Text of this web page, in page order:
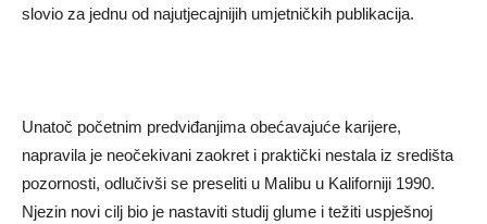
slovio za jednu od najutjecajnijih umjetničkih publikacija.
Unatoč početnim predviđanjima obećavajuće karijere,
napravila je neočekivani zaokret i praktički nestala iz središta
pozornosti, odlučivši se preseliti u Malibu u Kaliforniji 1990.
Njezin novi cilj bio je nastaviti studij glume i težiti uspješnoj